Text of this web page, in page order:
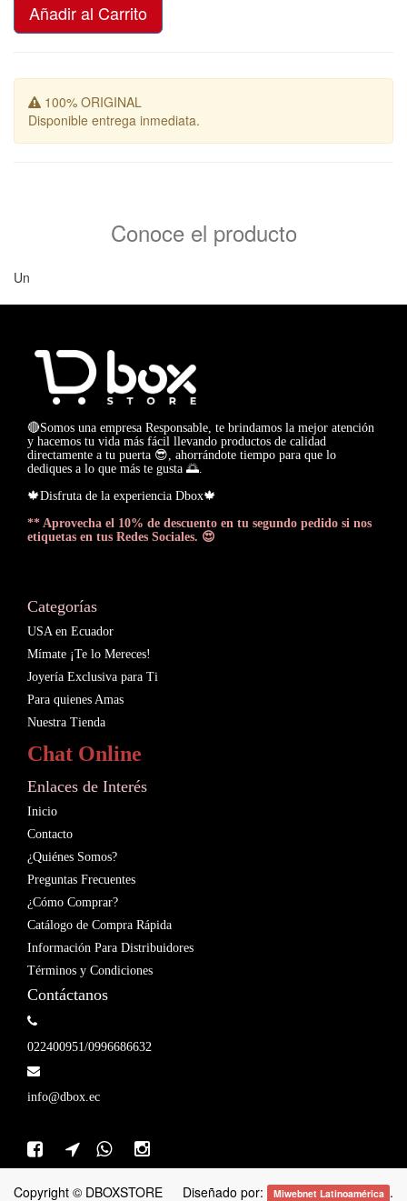
Añadir al Carrito
100% ORIGINAL
Disponible entrega inmediata.
Conoce el producto
Un
🔴Somos una empresa Responsable, te brindamos la mejor atención
y hacemos tu vida más fácil llevando productos de calidad
directamente a tu puerta 😎, ahorrándote tiempo para que lo
dediques a lo que más te gusta 🌅.
🍁Disfruta de la experiencia Dbox🍁
** Aprovecha el 10% de descuento en tu segundo pedido si nos
etiquetas en tus Redes Sociales. 😍
Categorías
USA en Ecuador
Mímate ¡Te lo Mereces!
Joyería Exclusiva para Ti
Para quienes Amas
Nuestra Tienda
Chat Online
Enlaces de Interés
Inicio
Contacto
¿Quiénes Somos?
Preguntas Frecuentes
¿Cómo Comprar?
Catálogo de Compra Rápida
Información Para Distribuidores
Términos y Condiciones
Contáctanos
022400951/0996686632
info@dbox.ec
Diseñado por: Miwebnet Latinoamérica .
Copyright © DBOXSTORE